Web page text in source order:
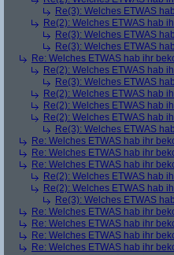
Re(3): Welches ETWAS
Re(2): Welches ETWAS hab
Re(3): Welches ETWAS
Re(3): Welches ETWAS
Re: Welches ETWAS hab ihr
Re(2): Welches ETWAS hab
Re(3): Welches ETWAS
Re(2): Welches ETWAS hab
Re(2): Welches ETWAS hab
Re(2): Welches ETWAS hab
Re(3): Welches ETWAS
Re: Welches ETWAS hab ihr
Re: Welches ETWAS hab ihr
Re: Welches ETWAS hab ihr
Re(2): Welches ETWAS hab
Re(2): Welches ETWAS hab
Re(3): Welches ETWAS
Re: Welches ETWAS hab ihr
Re: Welches ETWAS hab ihr
Re: Welches ETWAS hab ihr
Re: Welches ETWAS hab ihr